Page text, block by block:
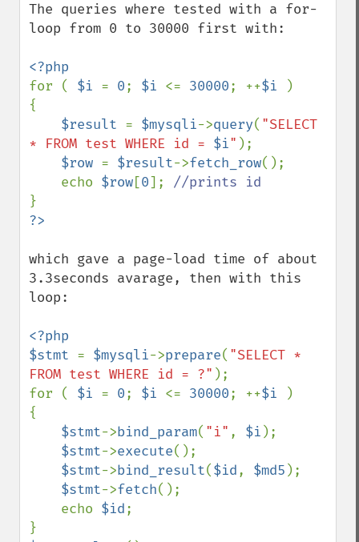
The queries where tested with a for-
loop from 0 to 30000 first with:
for ( $i = 0; $i <= 30000; ++$i
)
{
$result = $mysqli->query( "SELECT
* FROM test WHERE id = $i" );
$row = $result->fetch_row();
    echo
$row[0];
which gave a page-load time of about
3.3seconds avarage, then with this
loop:
<?php
$stmt = $mysqli->prepare( "SELECT *
FROM test WHERE id = ?" );
for ( $i = 0; $i <= 30000; ++$i
)
{
$stmt->bind_param( "i" , $i );
$stmt->execute();
$stmt->bind_result($id, $md5 );
$stmt->fetch();
    echo
$id;